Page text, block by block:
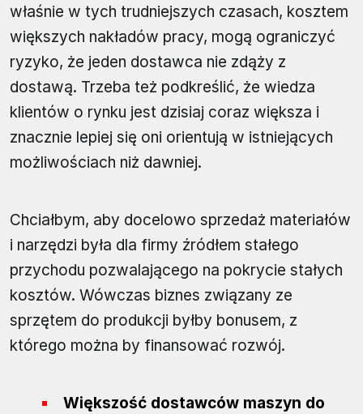
właśnie w tych trudniejszych czasach, kosztem
większych nakładów pracy, mogą ograniczyć
ryzyko, że jeden dostawca nie zdąży z
dostawą. Trzeba też podkreślić, że wiedza
klientów o rynku jest dzisiaj coraz większa i
znacznie lepiej się oni orientują w istniejących
możliwościach niż dawniej.
Chciałbym, aby docelowo sprzedaż materiałów
i narzędzi była dla firmy źródłem stałego
przychodu pozwalającego na pokrycie stałych
kosztów. Wówczas biznes związany ze
sprzętem do produkcji byłby bonusem, z
którego można by finansować rozwój.
Większość dostawców maszyn do